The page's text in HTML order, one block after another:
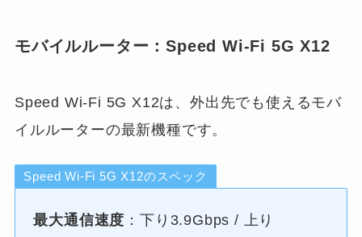
モバイルルーター：Speed Wi-Fi 5G X12
Speed Wi-Fi 5G X12は、外出先でも使えるモバ
イルルーターの最新機種です。
Speed Wi-Fi 5G X12のスペック
最大通信速度 ：下り3.9Gbps / 上り